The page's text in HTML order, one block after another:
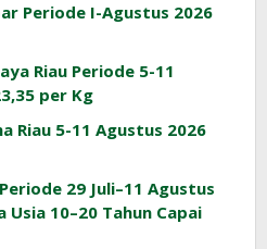
Periode I-Agustus 2026
Riau Periode 5-11
per Kg
Riau 5-11 Agustus 2026
29 Juli–11 Agustus
Usia 10–20 Tahun Capai